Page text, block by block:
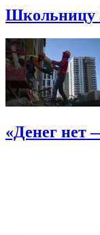
Школьницу
«Денег нет